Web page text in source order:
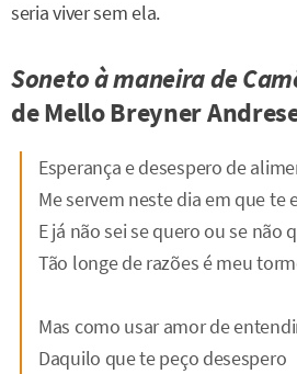
seria viver sem ela.
Soneto à maneira de
de Mello Breyner
Esperança e desespero de
Me servem neste dia em que te
E já não sei se quero ou se não
Tão longe de razões é meu
Mas como usar amor de
Daquilo que te peço desespero